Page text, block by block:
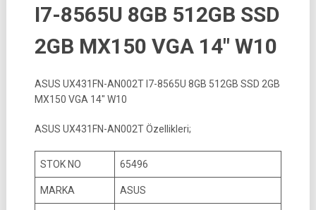
I7-8565U 8GB 512GB SSD
2GB MX150 VGA 14″ W10
ASUS UX431FN-AN002T I7-8565U 8GB 512GB SSD 2GB
MX150 VGA 14″ W10
ASUS UX431FN-AN002T Özellikleri;
STOK NO 65496
MARKA ASUS